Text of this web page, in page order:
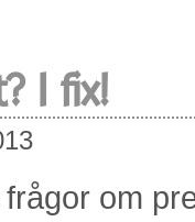
I fix!
om